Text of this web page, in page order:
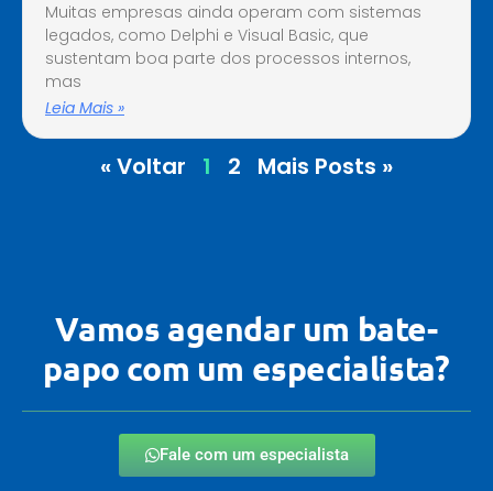
Muitas empresas ainda operam com sistemas
legados, como Delphi e Visual Basic, que
sustentam boa parte dos processos internos,
mas
Leia Mais »
« Voltar 1 2 Mais Posts »
Vamos agendar um bate-
papo com um especialista?
Fale com um especialista